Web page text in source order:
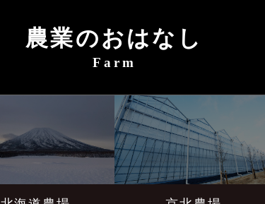
農業のおはなし
Farm